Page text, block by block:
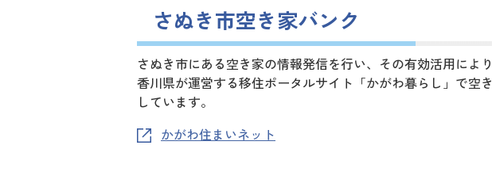
さぬき市空き家バンク
さぬき市にある空き家の情報発信を行い、その有効活用によ
香川県が運営する移住ポータルサイト「かがわ暮らし」で空
しています。
かがわ住まいネット